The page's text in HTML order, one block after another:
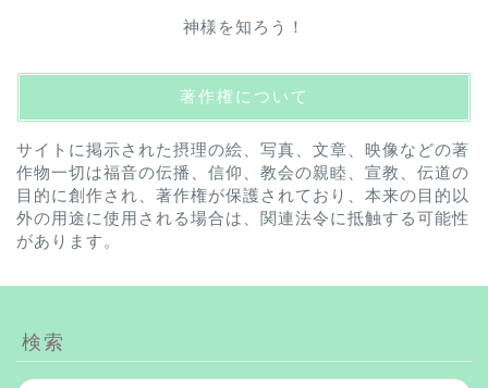
神様を知ろう！
著作権について
サイトに掲示された摂理の絵、写真、文章、映像などの著
作物一切は福音の伝播、信仰、教会の親睦、宣教、伝道の
目的に創作され、著作権が保護されており、本来の目的以
外の用途に使用される場合は、関連法令に抵触する可能性
があります。
検索